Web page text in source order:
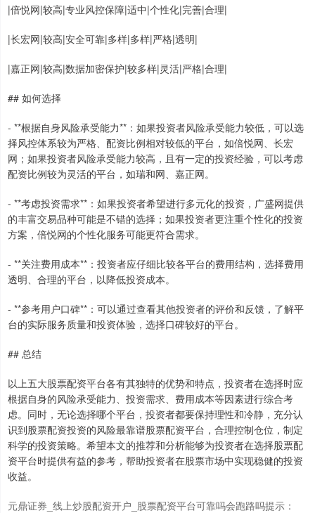
|倍悦网|较高|专业风控保障|适中|个性化|完善|合理|
|长宏网|较高|安全可靠|多样|多样|严格|透明|
|嘉正网|较高|数据加密保护|较多样|灵活|严格|合理|
## 如何选择
- **根据自身风险承受能力**：如果投资者风险承受能力较低，可以选
择风控体系较为严格、配资比例相对较低的平台，如倍悦网、长宏
网；如果投资者风险承受能力较高，且有一定的投资经验，可以考虑
配资比例较为灵活的平台，如瑞和网、嘉正网。
- **考虑投资需求**：如果投资者希望进行多元化的投资，广盛网提供
的丰富交易品种可能是不错的选择；如果投资者更注重个性化的投资
方案，倍悦网的个性化服务可能更符合需求。
- **关注费用成本**：投资者应仔细比较各平台的费用结构，选择费用
透明、合理的平台，以降低投资成本。
- **参考用户口碑**：可以通过查看其他投资者的评价和反馈，了解平
台的实际服务质量和投资体验，选择口碑较好的平台。
## 总结
以上五大股票配资平台各有其独特的优势和特点，投资者在选择时应
根据自身的风险承受能力、投资需求、费用成本等因素进行综合考
虑。同时，无论选择哪个平台，投资者都要保持理性和冷静，充分认
识到股票配资投资的风险最靠谱股票配资平台，合理控制仓位，制定
科学的投资策略。希望本文的推荐和分析能够为投资者在选择股票配
资平台时提供有益的参考，帮助投资者在股票市场中实现稳健的投资
收益。
元鼎证券_线上炒股配资开户_股票配资平台可靠吗会跑路吗提示：
上证综指 3940.04 +39.68 +1.02%